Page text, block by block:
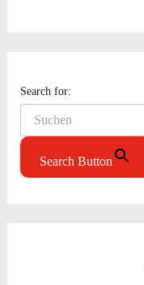
Search for:
Search Button